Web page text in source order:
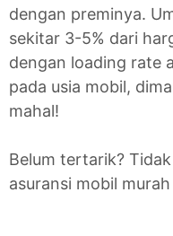
dengan preminya.
sekitar 3-5% dari
dengan loading rate
pada usia mobil,
mahal!
Belum tertarik?
asuransi mobil